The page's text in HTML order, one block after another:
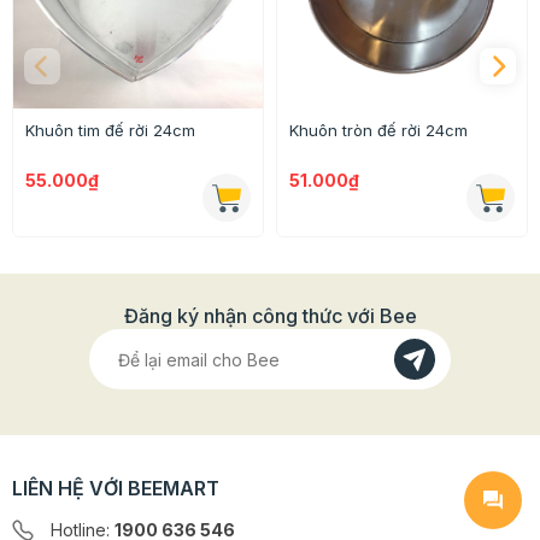
dụng đưa khay vào hoặc lấy bánh ra khỏi lò nướng.
- Khay thích hợp để làm những chiếc bánh kem, bánh
bông lan và nhiều loại bánh nướng khác theo sở thích
của bạn.
Khuôn tim đế rời 24cm
55.000₫
Khuôn tròn đế rời 24cm
51.000₫
Đăng ký nhận công thức với Bee
LIÊN HỆ VỚI BEEMART
Hotline: 1900 636 546